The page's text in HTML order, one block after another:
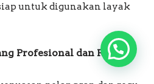
untuk digunakan layak
Profesional dan Ramah